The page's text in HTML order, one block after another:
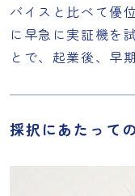
バイスと比べて優
に早急に実証機を
とで、起業後、早
採択にあたって